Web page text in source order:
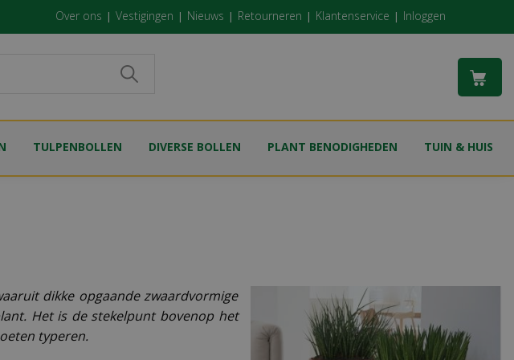
Over ons Vestigingen Nieuws Retourneren Klantenservice Inloggen
TULPENBOLLEN DIVERSE BOLLEN PLANT BENODIGHEDEN TUIN & HUIS
dikke opgaande zwaardvormige
Het is de stekelpunt bovenop het
typeren.